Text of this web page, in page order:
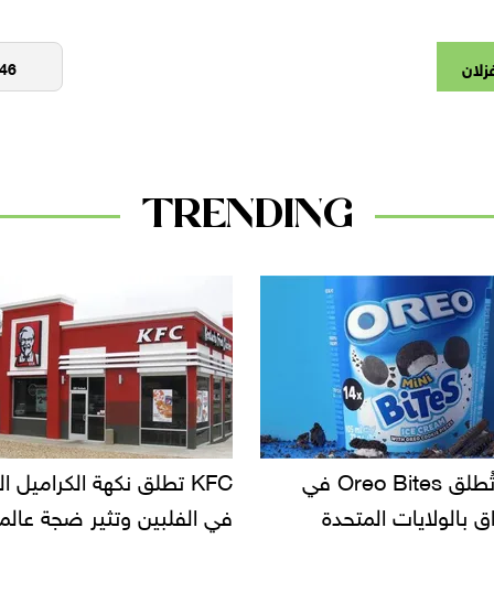
TRENDING
KFC تطلق نكهة الكراميل المملح
في الفلبين وتثير ضجة عالمية
دعوات للتحقيق في
سحب بعض ألبان
الأسواق..